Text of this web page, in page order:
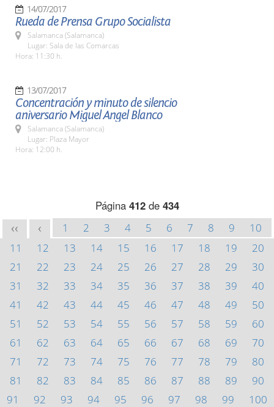
14/07/2017
Rueda de Prensa Grupo Socialista
Salamanca (Salamanca)
Lugar: Sala de las Comarcas
Hora: 11:30 h.
13/07/2017
Concentración y minuto de silencio
aniversario Miguel Angel Blanco
Salamanca (Salamanca)
Lugar: Plaza Mayor
Hora: 12:00 h.
Página 412de 434
<< < 1 2 3 4 5 6 7 8 9
10
11
12 13 14 15 16 17 18 19
20
21
22 23 24 25 26 27 28 29
30
31
32 33 34 35 36 37 38 39
40
41
42 43 44 45 46 47 48 49
50
51
52 53 54 55 56 57 58 59
60
61
62 63 64 65 66 67 68 69
70
71
72 73 74 75 76 77 78 79
80
81
82 83 84 85 86 87 88 89
90
91
92 93 94 95 96 97 98 99
100